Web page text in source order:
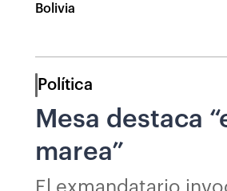
Bolivia
Política
Mesa destaca
marea”
El exmandatario